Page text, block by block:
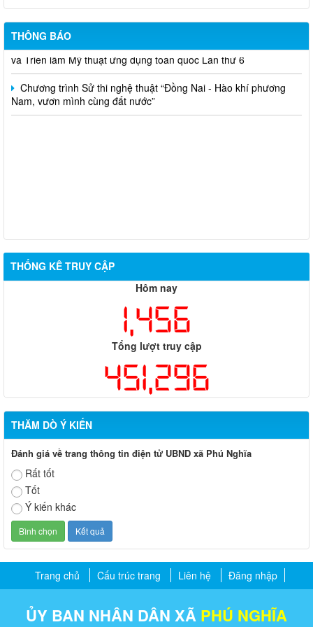
THÔNG BÁO
Thông báo gia hạn thời gian nhận tác phẩm tham dự Cuộc thi
và Triển lãm Mỹ thuật ứng dụng toàn quốc Lần thứ 6
Chương trình Sử thi nghệ thuật “Đồng Nai - Hào khí phương
Nam, vươn mình cùng đất nước”
THỐNG KÊ TRUY CẬP
Hôm nay
1,456
Tổng lượt truy cập
451,296
THĂM DÒ Ý KIẾN
Đánh giá về trang thông tin điện tử UBND xã Phú Nghĩa
Rất tốt
Tốt
Ý kiến khác
Trang chủ Cấu trúc trang Liên hệ Đăng nhập
ỦY BAN NHÂN DÂN XÃ PHÚ NGHĨA